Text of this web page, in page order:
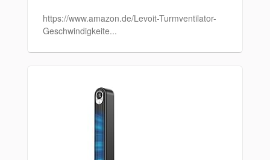
https://www.amazon.de/Levoit-Turmventilator-
Geschwindigkeite...